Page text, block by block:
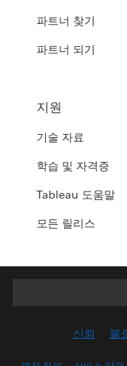
파트너 찾기
파트너 되기
지원
기술 자료
학습 및 자격증
Tableau 도움말
모든 릴리스
신뢰 블